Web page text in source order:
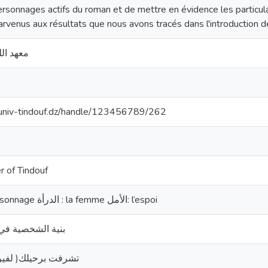
actifs du roman et de mettre en évidence les
aux résultats que nous avons tracés dans l'introduction
معهد
tindouf.dz/handle/123456789/262
of Tindouf
الشخصية : le personnage الدرأة : la femme الأمل: l’espoi
بنية الشخصية في
تشرفت برحيلك(